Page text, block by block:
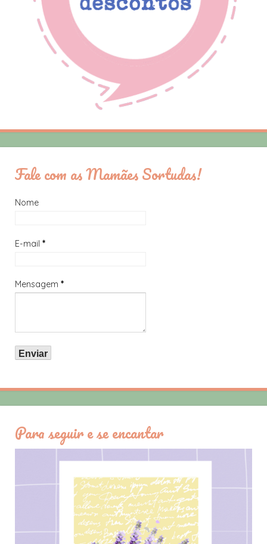
Fale com as Mamães Sortudas!
Nome
E-mail *
Mensagem *
Para seguir e se encantar